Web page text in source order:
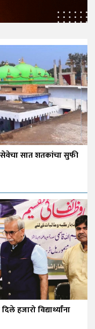
सात शतकांचा सुफी
हजारो विद्यार्थ्यांना